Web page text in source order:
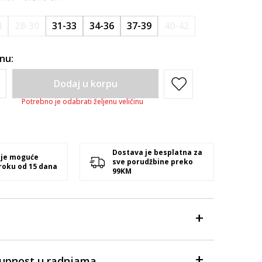
31-33 34-36 37-39
Dodaj u korpu
Potrebno je odabrati željenu veličinu
moguće
od 15 dana
Dostava je besplatna za
sve porudžbine preko
99KM